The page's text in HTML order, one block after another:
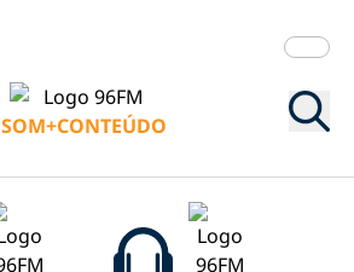
SOM+CONTEÚDO